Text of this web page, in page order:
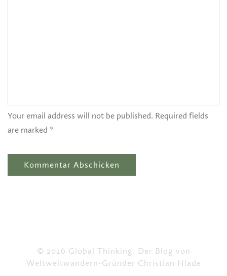
Your email address will not be published. Required fields
are marked *
© 2026 Global Thinking. Der Blog von
Weltweitwandern-Gründer Christian Hlade